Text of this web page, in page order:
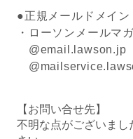
●正規メールドメイン
・ローソンメールマ
@email.lawson.jp
【お問い合せ先】
不明な点がございま